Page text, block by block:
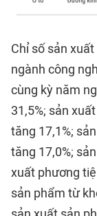
Chỉ số sản
ngành công
cùng kỳ năm
31,5%; sản
tăng 17,1%;
tăng 17,0%;
xuất phương
sản phẩm từ